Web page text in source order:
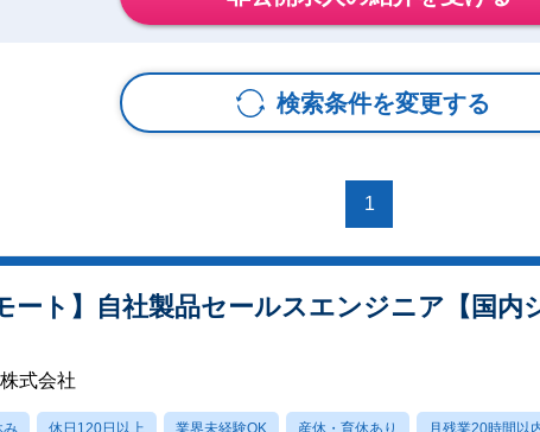
検索条件を変更する
1
ート】自社製品セールスエンジニア【国
式会社
み 休日120日以上 業界未経験OK 産休・育休あり 月残業20時間以